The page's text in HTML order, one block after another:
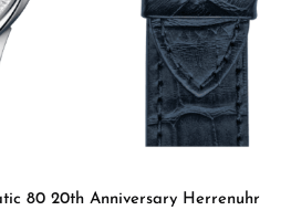
80 20th Anniversary Herrenuhr